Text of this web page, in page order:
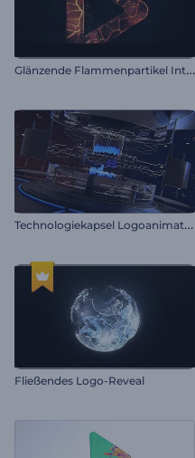
G
länzende Flammenpartikel Intro
T
echnologiekapsel Logoanimation
Fließendes Logo-Reveal